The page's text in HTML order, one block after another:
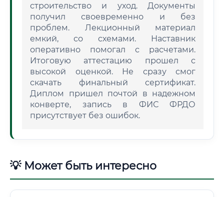
строительство и уход. Документы
получил своевременно и без
проблем. Лекционный материал
емкий, со схемами. Наставник
оперативно помогал с расчетами.
Итоговую аттестацию прошел с
высокой оценкой. Не сразу смог
скачать финальный сертификат.
Диплом пришел почтой в надежном
конверте, запись в ФИС ФРДО
присутствует без ошибок.
💡 Может быть интересно